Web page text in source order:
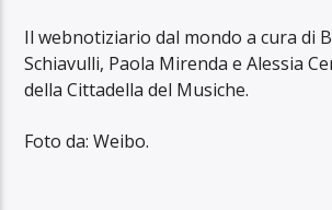
Il webnotiziario dal mondo a cura di
Schiavulli, Paola Mirenda e Alessia
della Cittadella del Musiche.
Foto da: Weibo.